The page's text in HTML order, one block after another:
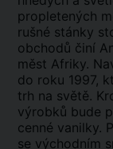
propletených
rušné stánky
obchodů činí
měst Afriky.
do roku 1997,
trh na světě.
výrobků bude
cenné vanilky.
se východním